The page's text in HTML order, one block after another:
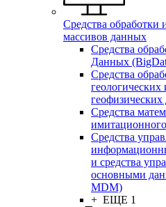
Средства обработки
массивов данных
Средства
Данных
Средства
геологических
Средства
Средства
и средства
основными
MDM)
+ ЕЩЕ 1